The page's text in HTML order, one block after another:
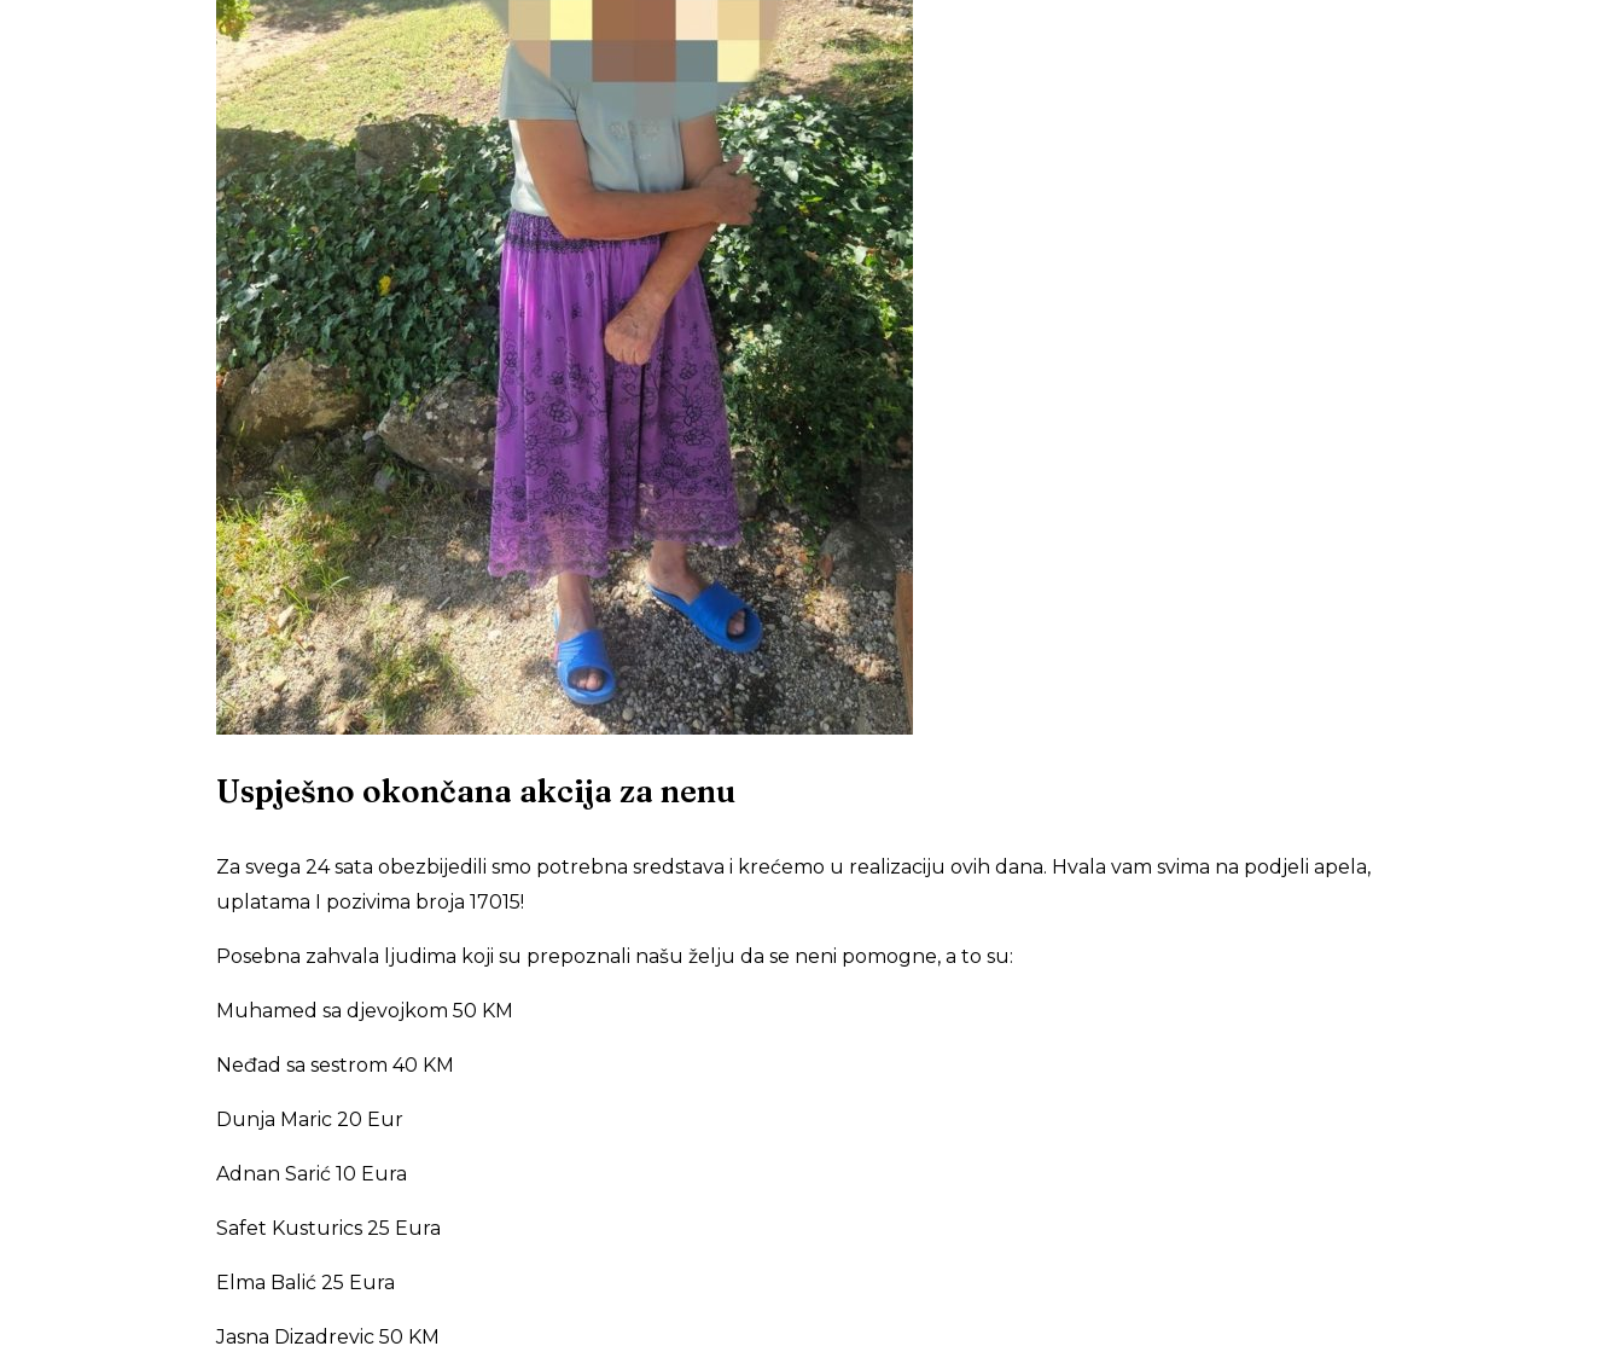
Uspješno okončana akcija za nenu
Za svega 24 sata obezbijedili smo potrebna sredstava i krećemo u realizaciju ovih dana. Hvala vam svima na podjeli apela,
uplatama I pozivima broja 17015!
Posebna zahvala ljudima koji su prepoznali našu želju da se neni pomogne, a to su:
Muhamed sa djevojkom 50 KM
Neđad sa sestrom 40 KM
Dunja Maric 20 Eur
Adnan Sarić 10 Eura
Safet Kusturics 25 Eura
Elma Balić 25 Eura
Jasna Dizadrevic 50 KM